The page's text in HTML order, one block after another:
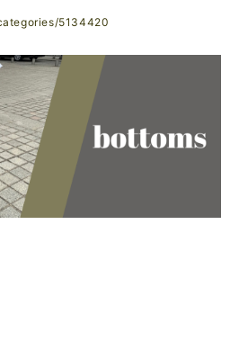
5134420